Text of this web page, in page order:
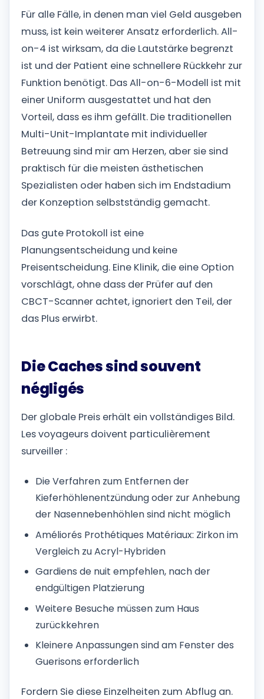
Für alle Fälle, in denen man viel Geld ausgeben
muss, ist kein weiterer Ansatz erforderlich. All-
on-4 ist wirksam, da die Lautstärke begrenzt
ist und der Patient eine schnellere Rückkehr zur
Funktion benötigt. Das All-on-6-Modell ist mit
einer Uniform ausgestattet und hat den
Vorteil, dass es ihm gefällt. Die traditionellen
Multi-Unit-Implantate mit individueller
Betreuung sind mir am Herzen, aber sie sind
praktisch für die meisten ästhetischen
Spezialisten oder haben sich im Endstadium
der Konzeption selbstständig gemacht.
Das gute Protokoll ist eine
Planungsentscheidung und keine
Preisentscheidung. Eine Klinik, die eine Option
vorschlägt, ohne dass der Prüfer auf den
CBCT-Scanner achtet, ignoriert den Teil, der
das Plus erwirbt.
Die Caches sind souvent
négligés
Der globale Preis erhält ein vollständiges Bild.
Les voyageurs doivent particulièrement
surveiller :
Die Verfahren zum Entfernen der
Kieferhöhlenentzündung oder zur Anhebung
der Nasennebenhöhlen sind nicht möglich
Améliorés Prothétiques Matériaux: Zirkon im
Vergleich zu Acryl-Hybriden
Gardiens de nuit empfehlen, nach der
endgültigen Platzierung
Weitere Besuche müssen zum Haus
zurückkehren
Kleinere Anpassungen sind am Fenster des
Guerisons erforderlich
Fordern Sie diese Einzelheiten zum Abflug an.